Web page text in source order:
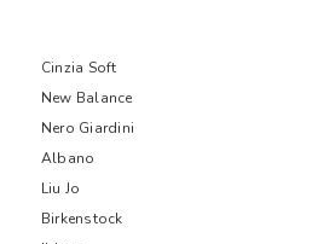
Cinzia Soft
New Balance
Nero Giardini
Albano
Liu Jo
Birkenstock